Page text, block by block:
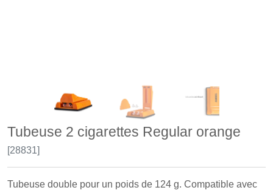
Tubeuse 2 cigarettes Regular orange
[28831]
Tubeuse double pour un poids de 124 g. Compatible avec